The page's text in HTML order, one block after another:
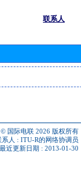
联系人
© 国际电联 2026 版权所有
系人 : ITU-R的网络协调员
最近更新日期 : 2013-01-30